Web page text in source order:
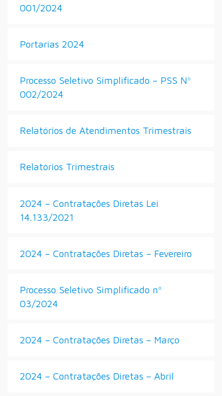
001/2024
Portarias 2024
Processo Seletivo Simplificado – PSS Nº
002/2024
Relatórios de Atendimentos Trimestrais
Relatórios Trimestrais
2024 – Contratações Diretas Lei
14.133/2021
2024 – Contratações Diretas – Fevereiro
Processo Seletivo Simplificado nº
03/2024
2024 – Contratações Diretas – Março
2024 – Contratações Diretas – Abril